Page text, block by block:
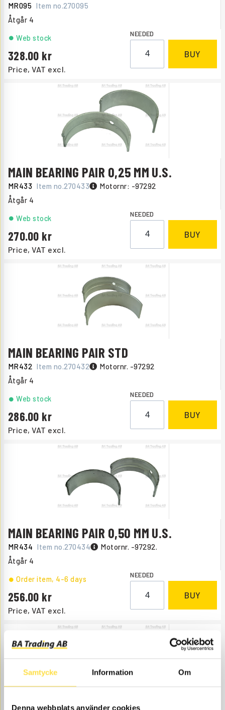
Samtycke Information Om
Denna webbplats använder cookies
MR095 Item no.270095
Åtgår 4
Price, VAT excl.
328.00
Web stock NEEDED
BUY
MAIN BEARING PAIR 0,25 MM U.S.
MR433 Item no.270433 Motornr: -97292
Åtgår 4
Price, VAT excl.
270.00
Web stock NEEDED
BUY
MAIN BEARING PAIR STD
MR432 Item no.270432 Motornr. -97292
Åtgår 4
Price, VAT excl.
286.00
Web stock NEEDED
BUY
MAIN BEARING PAIR 0,50 MM U.S.
MR434 Item no.270434 Motornr. -97292.
Åtgår 4
Price, VAT excl.
256.00
Order item, 4-6 days NEEDED
BUY